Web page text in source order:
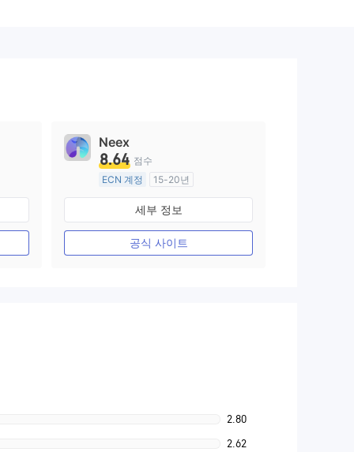
Neex
8.64 점수
ECN 계정
15-20년
호주 규제
외환 거래 라이선스 (MM)
마스터 레이블 MT4
세부 정보
공식 사이트
2.80
2.62